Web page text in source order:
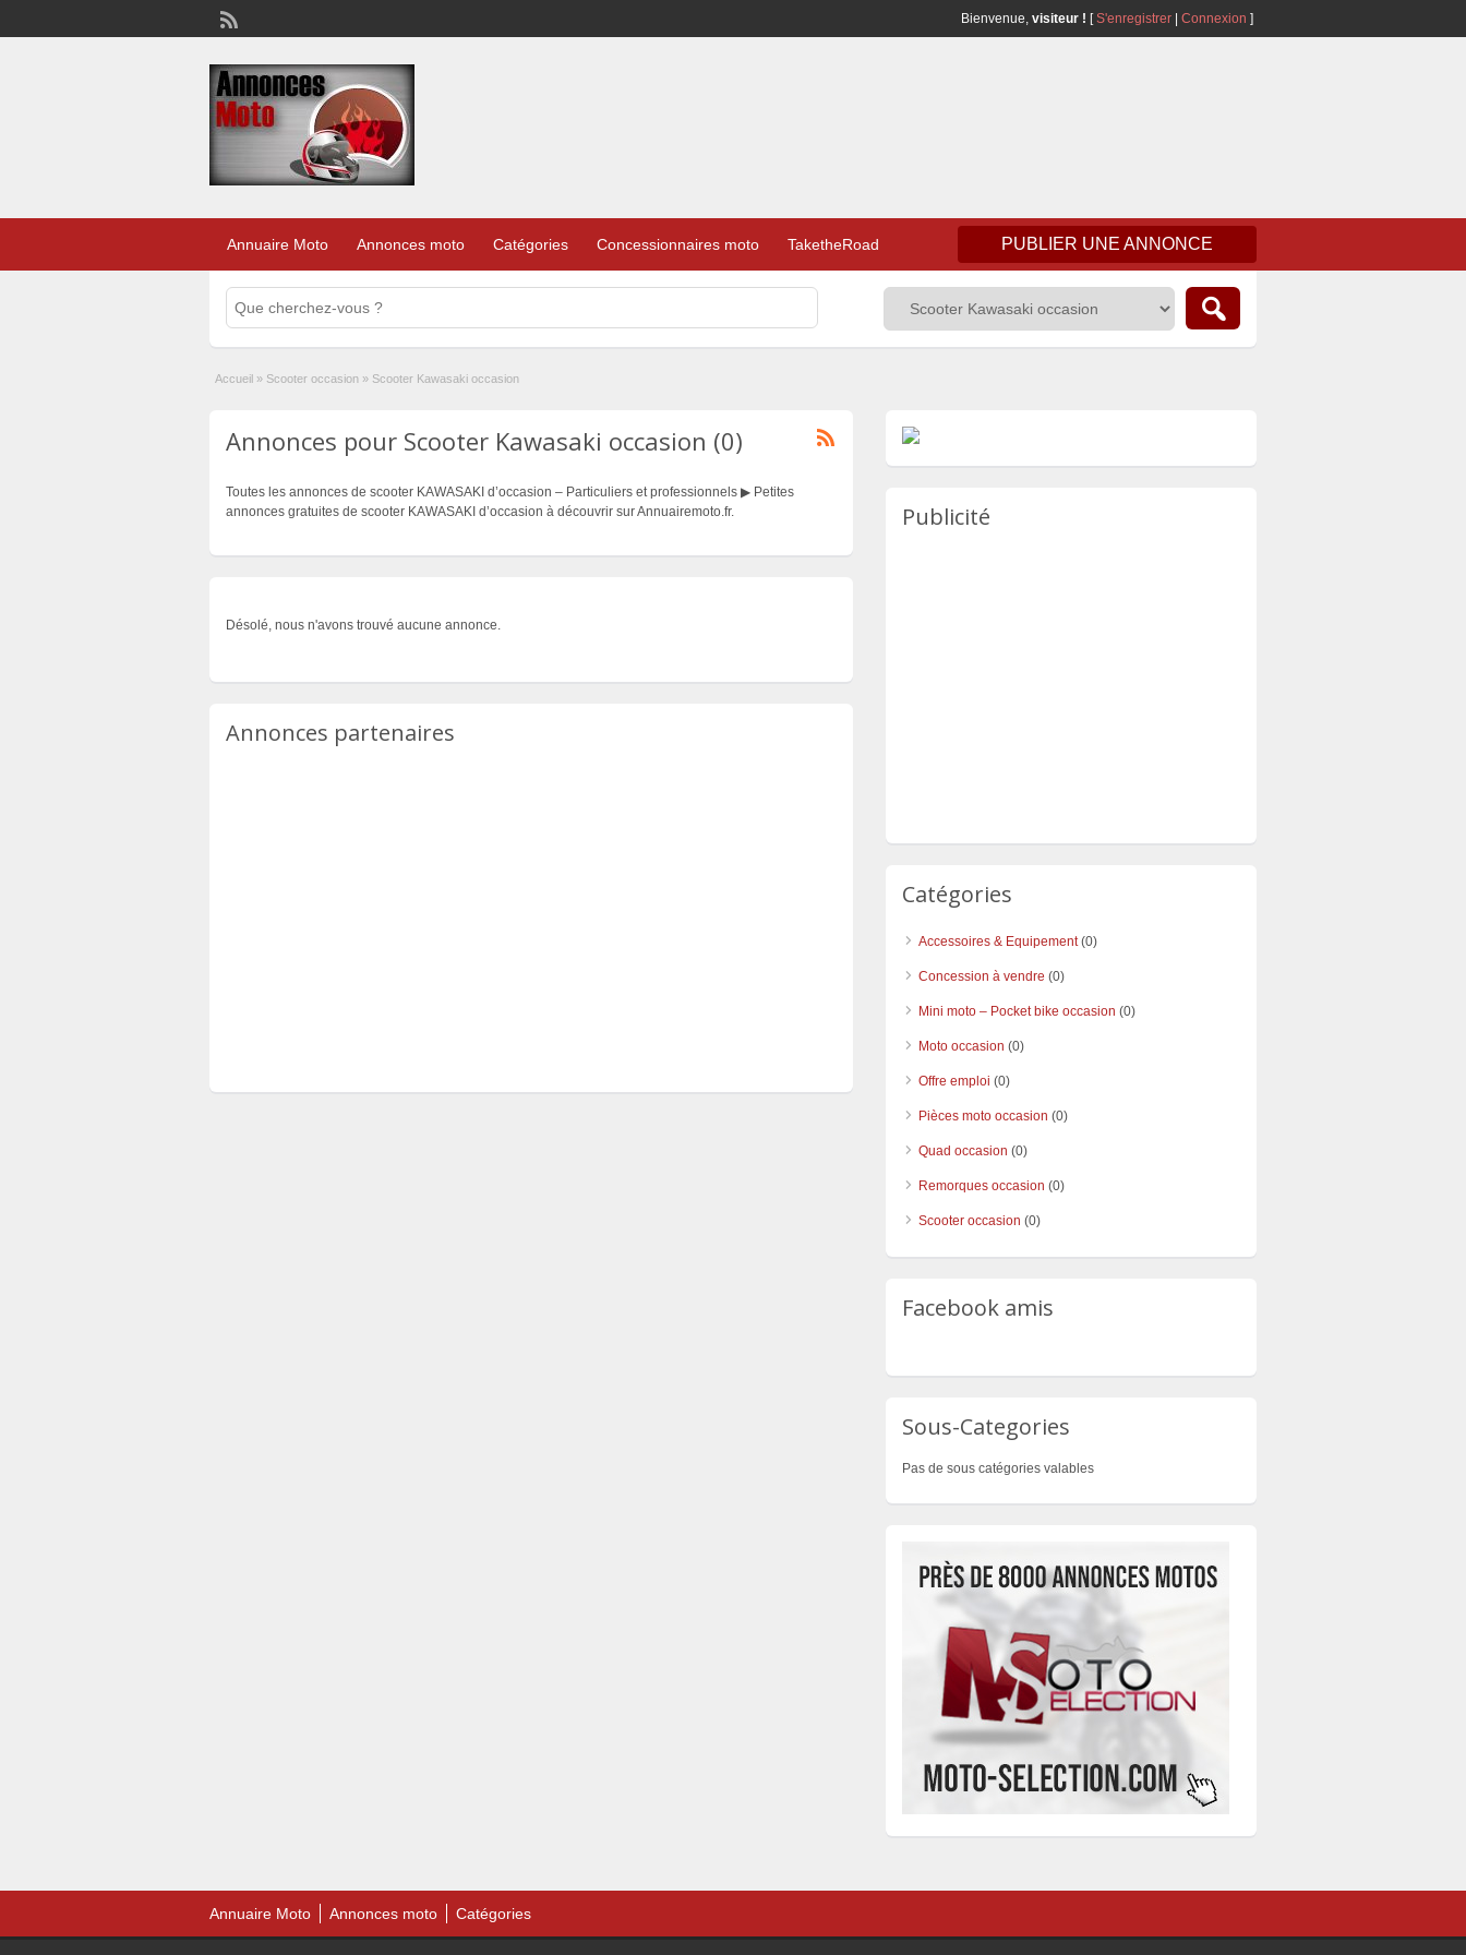
Bienvenue, visiteur ! [S'enregistrer Connexion ]
Annuaire Moto Annonces moto Catégories Concessionnaires moto TaketheRoad PUBLIER UNE ANNONCE
Accueil » Scooter occasion » Scooter Kawasaki occasion
Annonces pour Scooter Kawasaki occasion (0)
Toutes les annonces de scooter KAWASAKI d’occasion – Particuliers et professionnels ▶ Petites
annonces gratuites de scooter KAWASAKI d’occasion à découvrir sur Annuairemoto.fr.
Désolé, nous n'avons trouvé aucune annonce.
Annonces partenaires
Publicité
Catégories
Accessoires & Equipement(0)
Concession à vendre (0)
Mini moto – Pocket bike occasion (0)
Moto occasion (0)
Offre emploi (0)
Pièces moto occasion (0)
Quad occasion (0)
Remorques occasion (0)
Scooter occasion (0)
Facebook amis
Sous-Categories
Pas de sous catégories valables
Annuaire Moto Annonces moto Catégories